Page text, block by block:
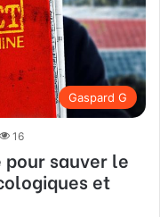
Gaspard G
16
pour sauver le
et